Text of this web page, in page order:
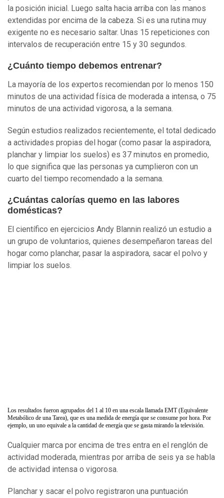
la posición inicial. Luego salta hacia arriba con las manos
extendidas por encima de la cabeza. Si es una rutina muy
exigente no es necesario saltar. Unas 15 repeticiones con
intervalos de recuperación entre 15 y 30 segundos.
¿Cuánto tiempo debemos entrenar?
La mayoría de los expertos recomiendan por lo menos 150
minutos de una actividad física de moderada a intensa, o 75
minutos de una actividad vigorosa, a la semana.
Según estudios realizados recientemente, el total dedicado
a actividades propias del hogar (como pasar la aspiradora,
planchar y limpiar los suelos) es 37 minutos en promedio,
lo que significa que las personas ya cumplieron con un
cuarto del tiempo recomendado a la semana.
¿Cuántas calorías quemo en las labores
domésticas?
El científico en ejercicios Andy Blannin realizó un estudio a
un grupo de voluntarios, quienes desempeñaron tareas del
hogar como planchar, pasar la aspiradora, sacar el polvo y
limpiar los suelos.
Los resultados fueron agrupados del 1 al 10 en una escala llamada EMT (Equivalente
Metabólico de una Tarea), que es una medida de energía que se consume por hora. Por
ejemplo, un uno equivale a la cantidad de energía que se gasta mirando la televisión.
Cualquier marca por encima de tres entra en el renglón de
actividad moderada, mientras por arriba de seis ya se habla
de actividad intensa o vigorosa.
Planchar y sacar el polvo registraron una puntuación